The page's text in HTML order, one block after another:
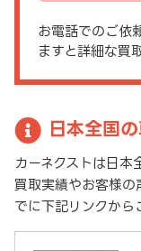
お電話でのご依
ますと詳細な買
日本全国
カーネクストは日本
買取実績やお客様の
でに下記リンクから